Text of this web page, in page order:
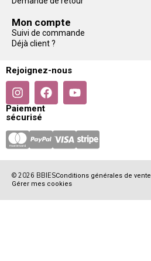
Mon compte
Suivi de commande
Déjà client ?
Rejoignez-nous
Paiement
sécurisé
© 2026 BBIESConditions générales de vente
Gérer mes cookies